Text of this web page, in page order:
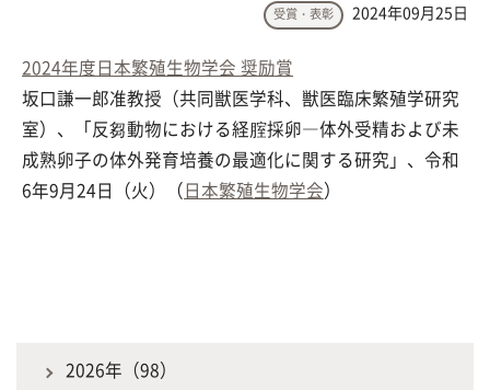
受賞・表彰 2024年09月25日
2024年度日本繁殖生物学会 奨励賞
坂口謙一郎准教授（共同獣医学科、獣医臨床繁殖学研究
室）、「反芻動物における経腟採卵―体外受精および未
成熟卵子の体外発育培養の最適化に関する研究」、令和
6年9月24日（火）（日本繁殖生物学会）
2026年（98）